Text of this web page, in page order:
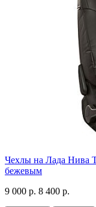
Чехлы на Лада Нива
бежевым
9 000 р. 8 400 р.